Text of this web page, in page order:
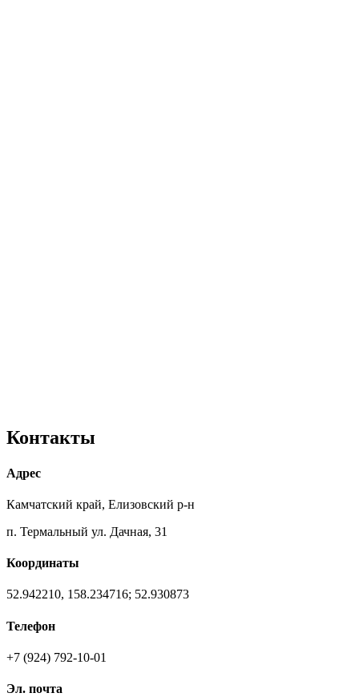
Контакты
Адрес
Камчатский край, Елизовский р-н
п. Термальный ул. Дачная, 31
Координаты
52.942210, 158.234716; 52.930873
Телефон
+7 (924) 792-10-01
Эл. почта